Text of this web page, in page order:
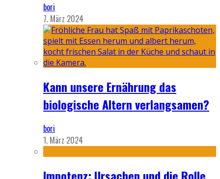
bori
7. März 2024
Kann unsere Ernährung das
biologische Altern verlangsamen?
bori
1. März 2024